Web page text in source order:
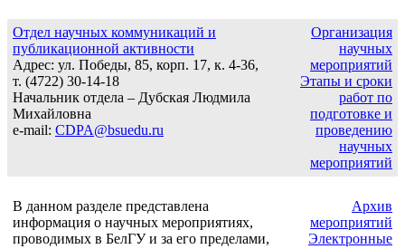
Отдел научных коммуникаций и
публикационной активности
Адрес: ул. Победы, 85, корп. 17, к. 4-36,
т. (4722) 30-14-18
Начальник отдела – Дубская Людмила
Михайловна
e-mail: CDPA@bsuedu.ru
Организация
научных
мероприятий
Этапы и сроки
работ по
подготовке и
проведению
научных
мероприятий
В данном разделе представлена
информация о научных мероприятиях,
проводимых в БелГУ и за его пределами,
Архив
мероприятий
Электронные